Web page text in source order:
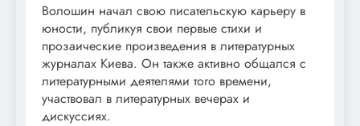
Волошин начал свою писательскую карьеру в
юности, публикуя свои первые стихи и
прозаические произведения в литературных
журналах Киева. Он также активно общался с
литературными деятелями того времени,
участвовал в литературных вечерах и
дискуссиях.